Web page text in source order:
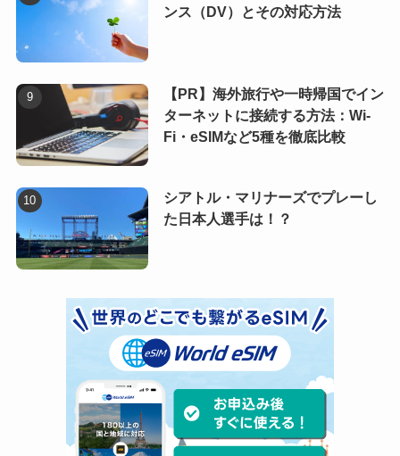
ンス（DV）とその対応方法
【PR】海外旅行や一時帰国でイン
ターネットに接続する方法：Wi-
Fi・eSIMなど5種を徹底比較
シアトル・マリナーズでプレーし
た日本人選手は！？